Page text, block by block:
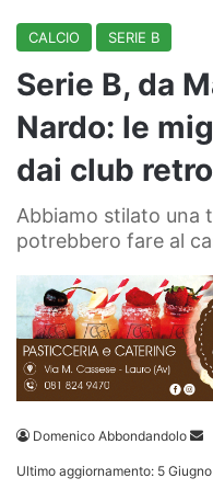
CALCIO SERIE B
Serie B, da
Nardo: le
dai club
Abbiamo stilato una
potrebbero fare al
Domenico Abbondandolo
Ultimo aggiornamento: 5